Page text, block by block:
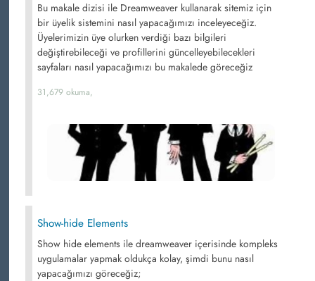
Bu makale dizisi ile Dreamweaver kullanarak sitemiz için
bir üyelik sistemini nasıl yapacağımızı inceleyeceğiz.
Üyelerimizin üye olurken verdiği bazı bilgileri
değiştirebileceği ve profillerini güncelleyebilecekleri
sayfaları nasıl yapacağımızı bu makalede göreceğiz
31,679 okuma,
Show-hide Elements
Show hide elements ile dreamweaver içerisinde kompleks
uygulamalar yapmak oldukça kolay, şimdi bunu nasıl
yapacağımızı göreceğiz;